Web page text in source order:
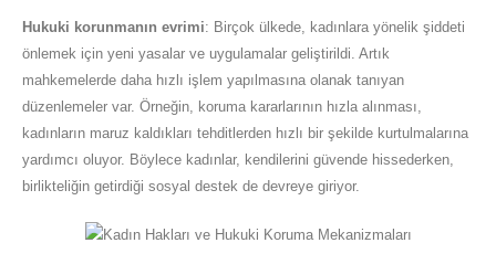
Hukuki korunmanın evrimi: Birçok ülkede, kadınlara yönelik şiddeti
önlemek için yeni yasalar ve uygulamalar geliştirildi. Artık
mahkemelerde daha hızlı işlem yapılmasına olanak tanıyan
düzenlemeler var. Örneğin, koruma kararlarının hızla alınması,
kadınların maruz kaldıkları tehditlerden hızlı bir şekilde kurtulmalarına
yardımcı oluyor. Böylece kadınlar, kendilerini güvende hissederken,
birlikteliğin getirdiği sosyal destek de devreye giriyor.